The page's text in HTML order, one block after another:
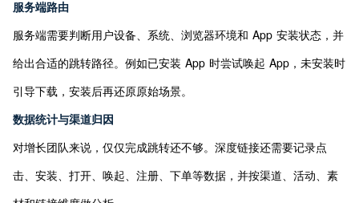
服务端路由
服务端需要判断用户设备、系统、浏览器环境和 App 安装状态，并
给出合适的跳转路径。例如已安装 App 时尝试唤起 App，未安装时
引导下载，安装后再还原原始场景。
数据统计与渠道归因
对增长团队来说，仅仅完成跳转还不够。深度链接还需要记录点
击、安装、打开、唤起、注册、下单等数据，并按渠道、活动、素